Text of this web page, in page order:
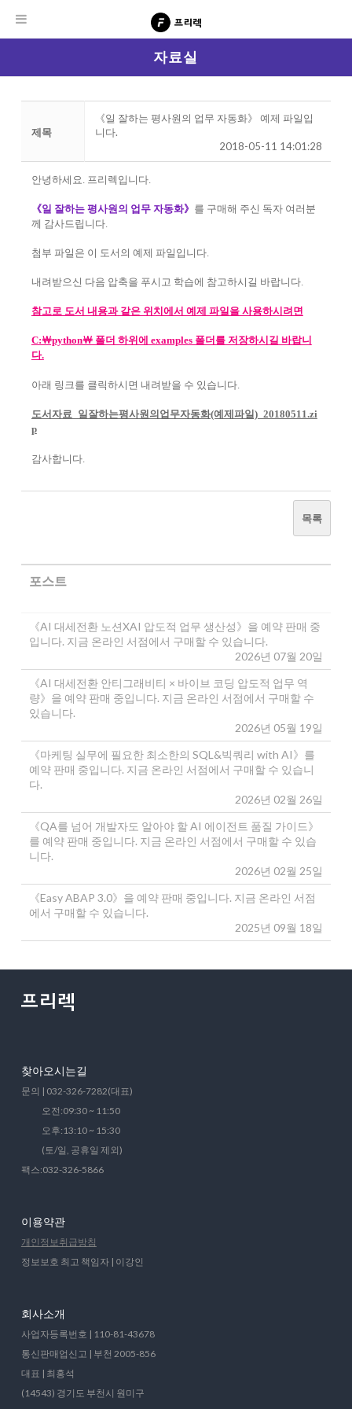
자료실
제목
《일 잘하는 평사원의 업무 자동화》 예제 파일입
니다.
2018-05-11 14:01:28
안녕하세요. 프리렉입니다.
《일 잘하는 평사원의 업무 자동화》 를 구매해 주신 독자 여러분
께 감사드립니다.
첨부 파일은 이 도서의 예제 파일입니다.
내려받으신 다음 압축을 푸시고 학습에 참고하시길 바랍니다.
참고로 도서 내용과 같은 위치에서 예제 파일을 사용하시려면
C:￦python￦ 폴더 하위에 examples 폴더를 저장하시길 바랍니
다.
아래 링크를 클릭하시면 내려받을 수 있습니다.
도서자료_일잘하는평사원의업무자동화(예제파일)_20180511.zi
p
감사합니다.
목록
포스트
《AI 대세전환 노션XAI 압도적 업무 생산성》을 예약 판매 중
입니다. 지금 온라인 서점에서 구매할 수 있습니다.
2026년 07월 20일
《AI 대세전환 안티그래비티 × 바이브 코딩 압도적 업무 역
량》을 예약 판매 중입니다. 지금 온라인 서점에서 구매할 수
있습니다.
2026년 05월 19일
《마케팅 실무에 필요한 최소한의 SQL&빅쿼리 with AI》를
예약 판매 중입니다. 지금 온라인 서점에서 구매할 수 있습니
다.
2026년 02월 26일
《QA를 넘어 개발자도 알아야 할 AI 에이전트 품질 가이드》
를 예약 판매 중입니다. 지금 온라인 서점에서 구매할 수 있습
니다.
2026년 02월 25일
《Easy ABAP 3.0》을 예약 판매 중입니다. 지금 온라인 서점
에서 구매할 수 있습니다.
2025년 09월 18일
찾아오시는길
문의 | 032-326-7282(대표)
오전:09:30 ~ 11:50
오후:13:10 ~ 15:30
(토/일, 공휴일 제외)
팩스:032-326-5866
이용약관
개인정보취급방침
정보보호 최고 책임자 | 이강인
회사소개
사업자등록번호 | 110-81-43678
통신판매업신고 | 부천 2005-856
대표 | 최홍석
(14543) 경기도 부천시 원미구